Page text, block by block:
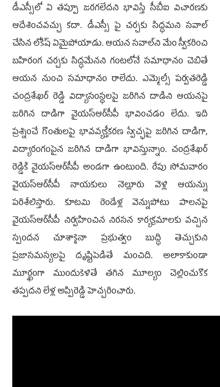
డీఎస్సీలో ఏ త‌ప్పూ జ‌ర‌గ‌లేద‌ని భావిస్తే సీబీఐ విచార‌ణ‌కు
ఆదేశించ‌వ‌చ్చు క‌దా. డీఎస్సీ పై చ‌ర్చ‌కు సిద్ధ‌మ‌ని స‌వాల్
చేసిన లోకేష్ ఏమైపోయాడు. ఆయ‌న స‌వాల్‌ని మేం స్వీక‌రించి
బ‌హిరంగ చ‌ర్చ‌కు సిద్ధ‌మేన‌ని గంట‌లోనే స‌మాధానం చెబితే
ఆయ‌న నుంచి స‌మాధానం రాలేదు. ఎమ్మెల్సీ ప‌ర్వ‌త‌రెడ్డి
చంద్ర‌శేఖ‌ర్ రెడ్డి విద్యాసంస్థ‌ల‌పై జ‌రిగిన దాడిని ఆయ‌నపై
జ‌రిగిన దాడిగా వైయ‌స్ఆర్‌సీపీ భావించ‌డం లేదు. ఇది
ప్ర‌శ్నించే గొంతుల‌పై భావ‌వ్య‌క్తీక‌ర‌ణ స్వేచ్ఛ‌పై జ‌రిగిన దాడిగా,
విద్యారంగంపైన జ‌రిగిన దాడిగా భావిస్తున్నాం. చంద్ర‌శేఖ‌ర్
రెడ్డికి వైయ‌స్ఆర్‌సీపీ అండగా ఉంటుంది. రేపు సోమ‌వారం
వైయ‌స్ఆర్‌సీపీ నాయ‌కులు నెల్లూరు వెళ్లి ఆయ‌న్ను
ప‌రిశీలిస్తారు. కూట‌మి రెండేళ్ల వెన్నుపోటు పాల‌న‌పై
వైయ‌స్ఆర్‌సీపీ నిర్వ‌హించిన నిర‌స‌న కార్య‌క్ర‌మాల‌కు వ‌చ్చిన
స్పంద‌న చూశాకైనా ప్ర‌భుత్వం బుద్ధి తెచ్చుకుని
ప్ర‌జాస‌మ‌స్య‌ల‌పై దృష్టిపెడితే మంచిది. అలాకాకుండా
మూర్ఖంగా ముందుకెళితే త‌గిన మూల్యం చెల్లించుకొక
తప్పదని లేళ్ల అప్పిరెడ్డి హెచ్చ‌రించారు.